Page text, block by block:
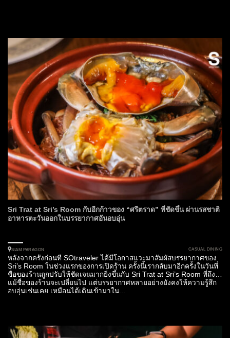
Sri Trat at Sri’s Room กับอีกก้าวของ “ศรีตราด” ที่ชัดขึ้น ผ่านรสชาติ
อาหารตะวันออกในบรรยากาศอันอบอุ่น
SIAM PARAGON CASUAL DINING
หลังจากครั้งก่อนที่ SOtraveler ได้มีโอกาสแวะมาสัมผัสบรรยากาศของ
Sri’s Room ในช่วงแรกของการเปิดร้าน ครั้งนี้เรากลับมาอีกครั้งในวันที่
ชื่อของร้านถูกปรับให้ชัดเจนมากยิ่งขึ้นกับ Sri Trat at Sri’s Room ที่ถึง
แม้ชื่อของร้านจะเปลี่ยนไป แต่บรรยากาศหลายอย่างยังคงให้ความรู้สึก
อบอุ่นเช่นเคย เหมือนได้เดินเข้ามาใน...